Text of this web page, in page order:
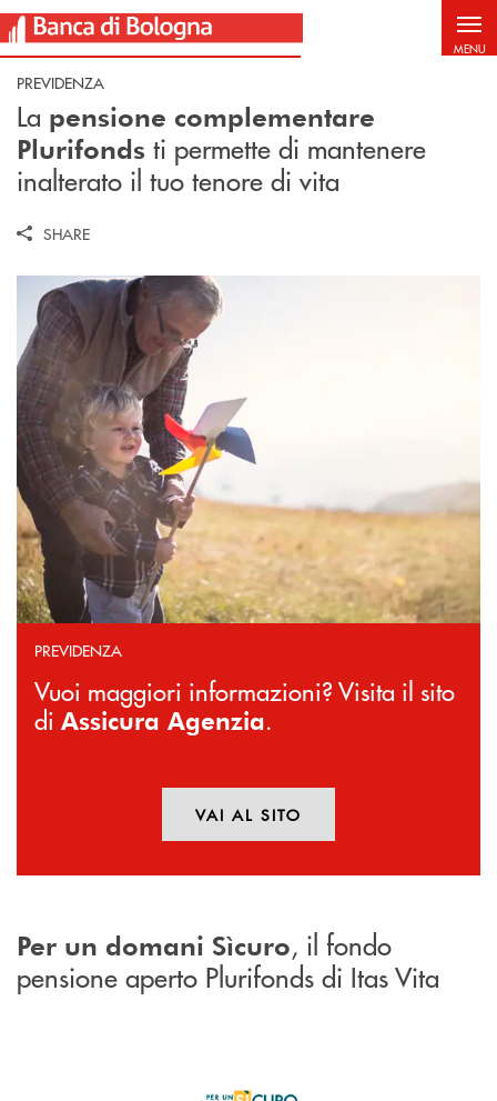
Salta al contenuto principale
MENU
PREVIDENZA
La pensione complementare
Plurifonds ti permette di mantenere
inalterato il tuo tenore di vita
SHARE
PREVIDENZA
Vuoi maggiori informazioni? Visita il sito
di Assicura Agenzia.
VAI AL SITO
Per un domani Sìcuro, il fondo
pensione aperto Plurifonds di Itas Vita